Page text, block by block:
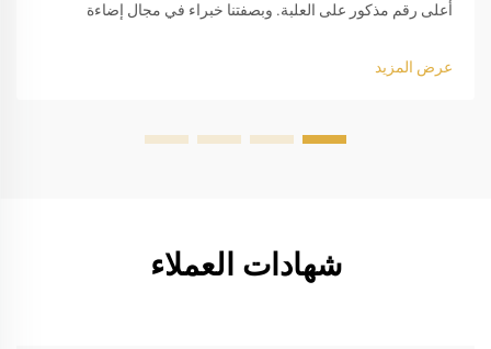
أعلى رقم مذكور على العلبة. وبصفتنا خبراء في مجال إضاءة
من النوع 9005...
عرض المزيد
شهادات العملاء